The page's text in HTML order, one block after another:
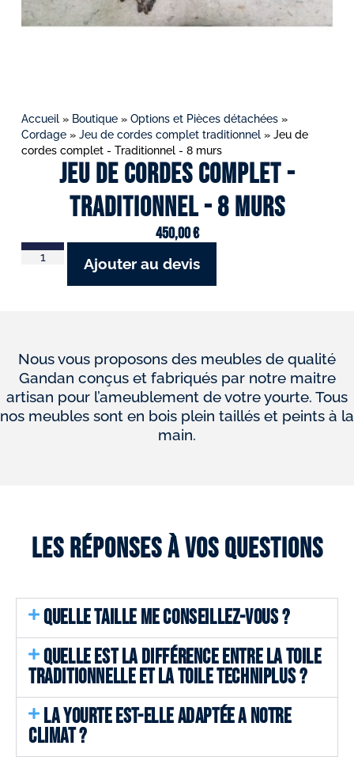
Accueil» Boutique» Options et Pièces détachées»
Cordage» Jeu de cordes complet traditionnel» Jeu de
cordes complet - Traditionnel - 8 murs
Jeu de cordes complet -
Traditionnel - 8 murs
450,00€
Ajouter au devis
Nous vous proposons des meubles de qualité
Gandan conçus et fabriqués par notre maitre
artisan pour l’ameublement de votre yourte. Tous
nos meubles sont en bois plein taillés et peints à la
main.
Les réponses à vos questions
QUELLE TAILLE ME CONSEILLEZ-VOUS ?
QUELLE EST LA DIFFÉRENCE ENTRE LA TOILE
TRADITIONNELLE ET LA TOILE TECHNIPLUS ?
LA YOURTE EST-ELLE ADAPTÉE A NOTRE
CLIMAT ?